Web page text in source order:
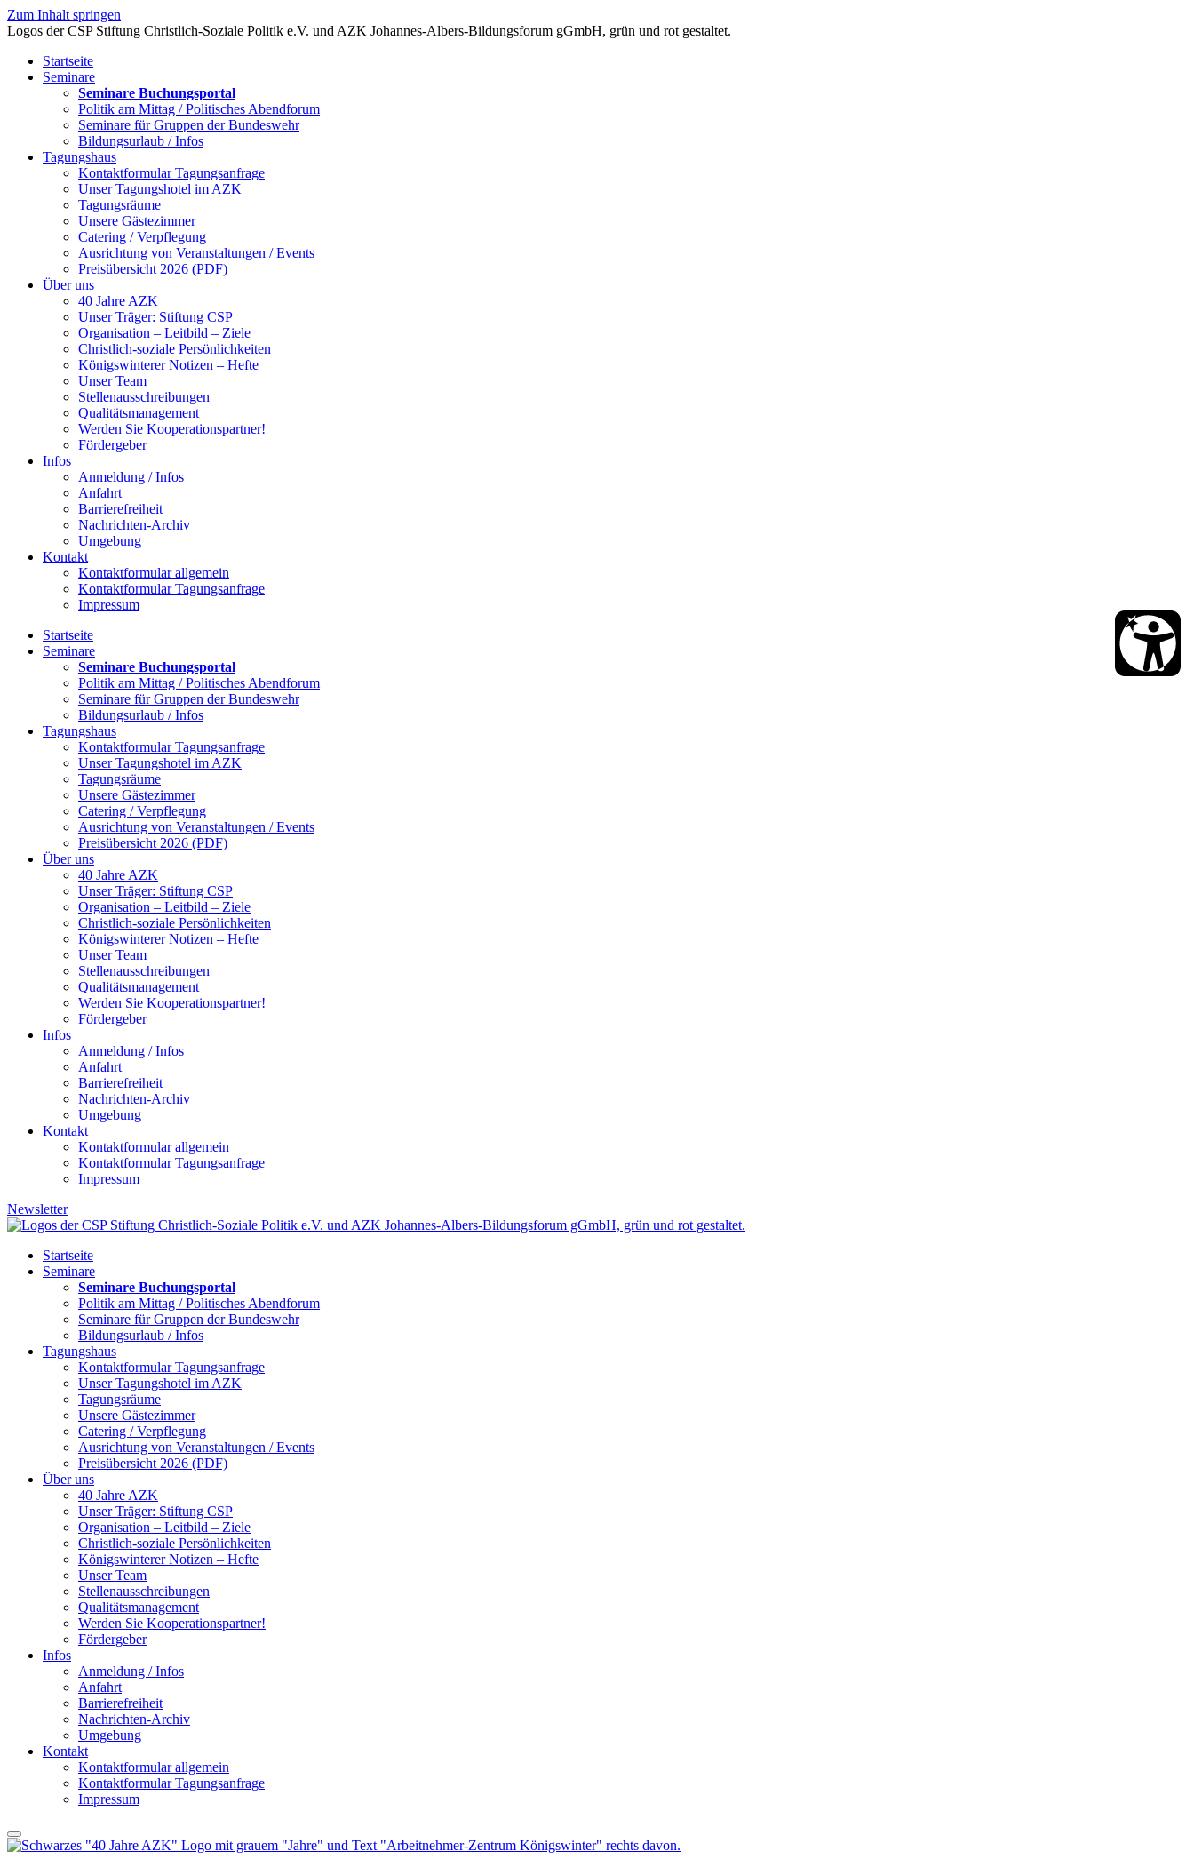
Zum Inhalt springen
Startseite
Seminare
Seminare Buchungsportal
Politik am Mittag / Politisches Abendforum
Seminare für Gruppen der Bundeswehr
Bildungsurlaub / Infos
Tagungshaus
Kontaktformular Tagungsanfrage
Unser Tagungshotel im AZK
Tagungsräume
Unsere Gästezimmer
Catering / Verpflegung
Ausrichtung von Veranstaltungen / Events
Preisübersicht 2026 (PDF)
Über uns
40 Jahre AZK
Unser Träger: Stiftung CSP
Organisation – Leitbild – Ziele
Christlich-soziale Persönlichkeiten
Königswinterer Notizen – Hefte
Unser Team
Stellenausschreibungen
Qualitätsmanagement
Werden Sie Kooperationspartner!
Fördergeber
Infos
Anmeldung / Infos
Anfahrt
Barrierefreiheit
Nachrichten-Archiv
Umgebung
Kontakt
Kontaktformular allgemein
Kontaktformular Tagungsanfrage
Impressum
Startseite
Seminare
Seminare Buchungsportal
Politik am Mittag / Politisches Abendforum
Seminare für Gruppen der Bundeswehr
Bildungsurlaub / Infos
Tagungshaus
Kontaktformular Tagungsanfrage
Unser Tagungshotel im AZK
Tagungsräume
Unsere Gästezimmer
Catering / Verpflegung
Ausrichtung von Veranstaltungen / Events
Preisübersicht 2026 (PDF)
Über uns
40 Jahre AZK
Unser Träger: Stiftung CSP
Organisation – Leitbild – Ziele
Christlich-soziale Persönlichkeiten
Königswinterer Notizen – Hefte
Unser Team
Stellenausschreibungen
Qualitätsmanagement
Werden Sie Kooperationspartner!
Fördergeber
Infos
Anmeldung / Infos
Anfahrt
Barrierefreiheit
Nachrichten-Archiv
Umgebung
Kontakt
Kontaktformular allgemein
Kontaktformular Tagungsanfrage
Impressum
Newsletter
Startseite
Seminare
Seminare Buchungsportal
Politik am Mittag / Politisches Abendforum
Seminare für Gruppen der Bundeswehr
Bildungsurlaub / Infos
Tagungshaus
Kontaktformular Tagungsanfrage
Unser Tagungshotel im AZK
Tagungsräume
Unsere Gästezimmer
Catering / Verpflegung
Ausrichtung von Veranstaltungen / Events
Preisübersicht 2026 (PDF)
Über uns
40 Jahre AZK
Unser Träger: Stiftung CSP
Organisation – Leitbild – Ziele
Christlich-soziale Persönlichkeiten
Königswinterer Notizen – Hefte
Unser Team
Stellenausschreibungen
Qualitätsmanagement
Werden Sie Kooperationspartner!
Fördergeber
Infos
Anmeldung / Infos
Anfahrt
Barrierefreiheit
Nachrichten-Archiv
Umgebung
Kontakt
Kontaktformular allgemein
Kontaktformular Tagungsanfrage
Impressum